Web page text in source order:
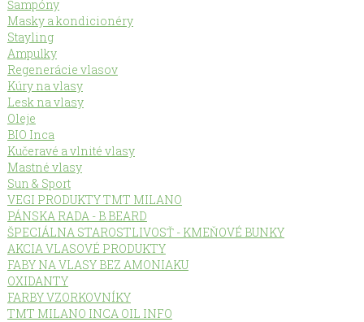
Šampóny
Masky a kondicionéry
Stayling
Ampulky
Regenerácie vlasov
Kúry na vlasy
Lesk na vlasy
Oleje
BIO Inca
Kučeravé a vlnité vlasy
Mastné vlasy
Sun & Sport
VEGI PRODUKTY TMT MILANO
PÁNSKA RADA - B.BEARD
ŠPECIÁLNA STAROSTLIVOSŤ - KMEŇOVÉ BUNKY
AKCIA VLASOVÉ PRODUKTY
FABY NA VLASY BEZ AMONIAKU
OXIDANTY
FARBY VZORKOVNÍKY
TMT MILANO INCA OIL INFO